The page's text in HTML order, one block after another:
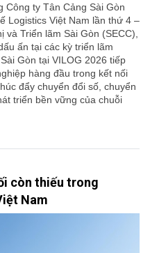
Công ty Tân Cảng Sài Gòn
Logistics Việt Nam lần thứ 4 –
Triển lãm Sài Gòn (SECC),
ấn tại các kỳ triển lãm
Gòn tại VILOG 2026 tiếp
hàng đầu trong kết nối
đẩy chuyển đổi số, chuyển
triển bền vững của chuỗi
còn thiếu trong
Nam